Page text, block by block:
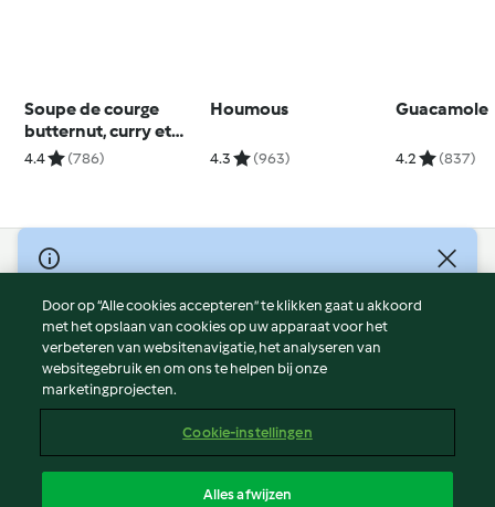
Soupe de courge
butternut, curry et
amandes
4.4 (786)
Houmous
4.3 (963)
Guacamole
4.2 (837)
© Copyright 2026
Gebruiksvoorwaarden
Privacybeleid
Disclaimer
Colofon
Verslag Inhoud
Door op “Alle cookies accepteren” te klikken gaat u akkoord
met het opslaan van cookies op uw apparaat voor het
verbeteren van websitenavigatie, het analyseren van
websitegebruik en om ons te helpen bij onze
marketingprojecten.
Cookie-instellingen
Alles afwijzen